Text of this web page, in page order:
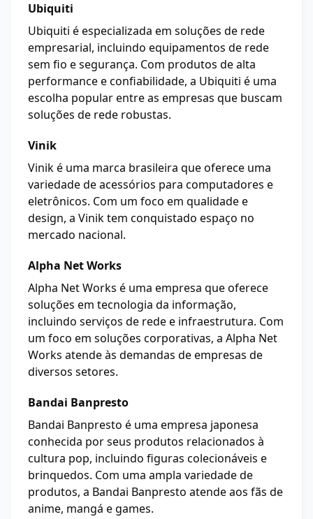
Ubiquiti
Ubiquiti é especializada em soluções de rede
empresarial, incluindo equipamentos de rede
sem fio e segurança. Com produtos de alta
performance e confiabilidade, a Ubiquiti é uma
escolha popular entre as empresas que buscam
soluções de rede robustas.
Vinik
Vinik é uma marca brasileira que oferece uma
variedade de acessórios para computadores e
eletrônicos. Com um foco em qualidade e
design, a Vinik tem conquistado espaço no
mercado nacional.
Alpha Net Works
Alpha Net Works é uma empresa que oferece
soluções em tecnologia da informação,
incluindo serviços de rede e infraestrutura. Com
um foco em soluções corporativas, a Alpha Net
Works atende às demandas de empresas de
diversos setores.
Bandai Banpresto
Bandai Banpresto é uma empresa japonesa
conhecida por seus produtos relacionados à
cultura pop, incluindo figuras colecionáveis e
brinquedos. Com uma ampla variedade de
produtos, a Bandai Banpresto atende aos fãs de
anime, mangá e games.